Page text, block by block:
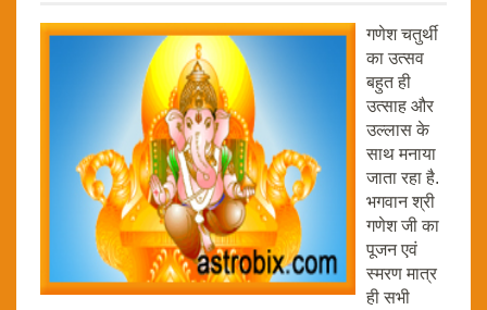
गणेश चतुर्थी
का उत्सव
बहुत ही
उत्साह और
उल्लास के
साथ मनाया
जाता रहा है.
भगवान श्री
गणेश जी का
पूजन एवं
स्मरण मात्र
ही सभी